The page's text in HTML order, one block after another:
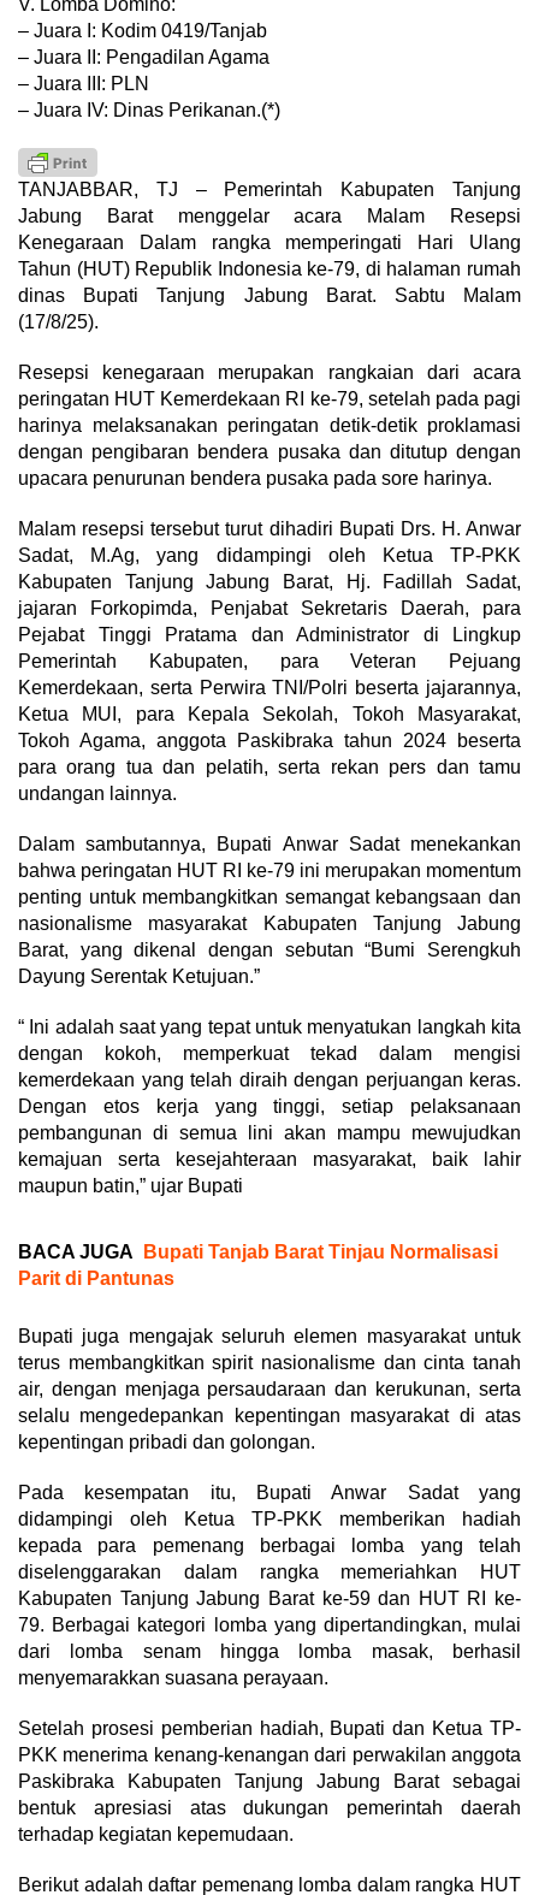
– Juara I: Kodim 0419/Tanjab
– Juara II: Pengadilan Agama
– Juara III: PLN
– Juara IV: Dinas Perikanan.(*)
TANJABBAR, TJ – Pemerintah Kabupaten Tanjung
Jabung Barat menggelar acara Malam Resepsi
Kenegaraan Dalam rangka memperingati Hari Ulang
Tahun (HUT) Republik Indonesia ke-79, di halaman rumah
dinas Bupati Tanjung Jabung Barat. Sabtu Malam
(17/8/25).
Resepsi kenegaraan merupakan rangkaian dari acara
peringatan HUT Kemerdekaan RI ke-79, setelah pada pagi
harinya melaksanakan peringatan detik-detik proklamasi
dengan pengibaran bendera pusaka dan ditutup dengan
upacara penurunan bendera pusaka pada sore harinya.
Malam resepsi tersebut turut dihadiri Bupati Drs. H. Anwar
Sadat, M.Ag, yang didampingi oleh Ketua TP-PKK
Kabupaten Tanjung Jabung Barat, Hj. Fadillah Sadat,
jajaran Forkopimda, Penjabat Sekretaris Daerah, para
Pejabat Tinggi Pratama dan Administrator di Lingkup
Pemerintah Kabupaten, para Veteran Pejuang
Kemerdekaan, serta Perwira TNI/Polri beserta jajarannya,
Ketua MUI, para Kepala Sekolah, Tokoh Masyarakat,
Tokoh Agama, anggota Paskibraka tahun 2024 beserta
para orang tua dan pelatih, serta rekan pers dan tamu
undangan lainnya.
Dalam sambutannya, Bupati Anwar Sadat menekankan
bahwa peringatan HUT RI ke-79 ini merupakan momentum
penting untuk membangkitkan semangat kebangsaan dan
nasionalisme masyarakat Kabupaten Tanjung Jabung
Barat, yang dikenal dengan sebutan “Bumi Serengkuh
Dayung Serentak Ketujuan.”
“ Ini adalah saat yang tepat untuk menyatukan langkah kita
dengan kokoh, memperkuat tekad dalam mengisi
kemerdekaan yang telah diraih dengan perjuangan keras.
Dengan etos kerja yang tinggi, setiap pelaksanaan
pembangunan di semua lini akan mampu mewujudkan
kemajuan serta kesejahteraan masyarakat, baik lahir
maupun batin,” ujar Bupati
BACA JUGA
Bupati Tanjab Barat Tinjau Normalisasi
Parit di Pantunas
Bupati juga mengajak seluruh elemen masyarakat untuk
terus membangkitkan spirit nasionalisme dan cinta tanah
air, dengan menjaga persaudaraan dan kerukunan, serta
selalu mengedepankan kepentingan masyarakat di atas
kepentingan pribadi dan golongan.
Pada kesempatan itu, Bupati Anwar Sadat yang
didampingi oleh Ketua TP-PKK memberikan hadiah
kepada para pemenang berbagai lomba yang telah
diselenggarakan dalam rangka memeriahkan HUT
Kabupaten Tanjung Jabung Barat ke-59 dan HUT RI ke-
79. Berbagai kategori lomba yang dipertandingkan, mulai
dari lomba senam hingga lomba masak, berhasil
menyemarakkan suasana perayaan.
Setelah prosesi pemberian hadiah, Bupati dan Ketua TP-
PKK menerima kenang-kenangan dari perwakilan anggota
Paskibraka Kabupaten Tanjung Jabung Barat sebagai
bentuk apresiasi atas dukungan pemerintah daerah
terhadap kegiatan kepemudaan.
Berikut adalah daftar pemenang lomba dalam rangka HUT